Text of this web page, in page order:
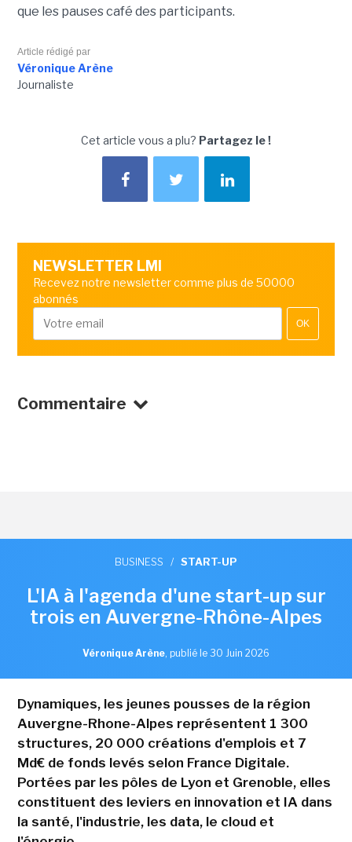
que les pauses café des participants.
Article rédigé par
Véronique Arène
Journaliste
Cet article vous a plu? Partagez le !
NEWSLETTER LMI
Recevez notre newsletter comme plus de 50000
abonnés
OK
Commentaire
BUSINESS / START-UP
L'IA à l'agenda d'une start-up sur
trois en Auvergne-Rhône-Alpes
Véronique Arène, publié le 30 Juin 2026
Dynamiques, les jeunes pousses de la région
Auvergne-Rhone-Alpes représentent 1 300
structures, 20 000 créations d'emplois et 7
Md€ de fonds levés selon France Digitale.
Portées par les pôles de Lyon et Grenoble, elles
constituent des leviers en innovation et IA dans
la santé, l'industrie, les data, le cloud et